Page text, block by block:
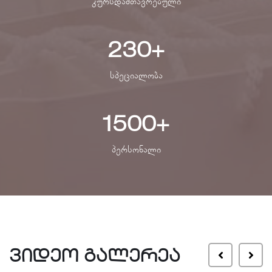
კურსდამთავრებული
230+
სპეციალობა
1500+
პერსონალი
ვიდეო გალერეა